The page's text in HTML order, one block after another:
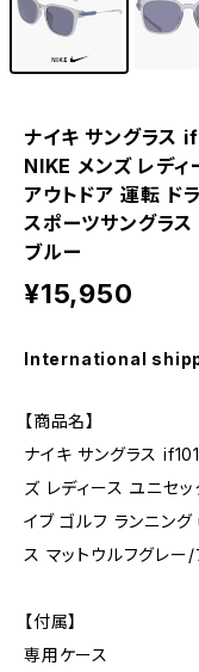
ナイキ サングラス
NIKE メンズ レデ
アウトドア 運転 ド
スポーツサングラ
ブルー
¥15,950
International
【商品名】
ナイキ サングラス
ズ レディース ユニセ
イブ ゴルフ ランニン
ス マットウルフグレー/
【付属】
専用ケース